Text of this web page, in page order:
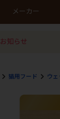
メーカー
知らせ
猫用フード ウ